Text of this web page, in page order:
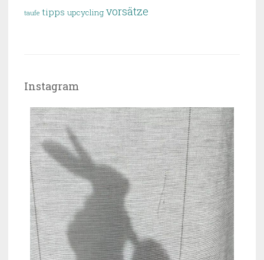
taufe tipps upcycling vorsätze
Instagram